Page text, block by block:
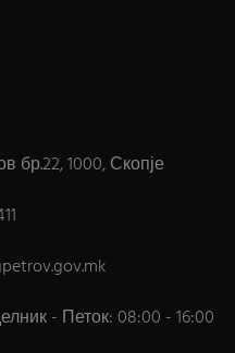
бр.22, 1000, Скопје
- Петок: 08:00 - 16:00